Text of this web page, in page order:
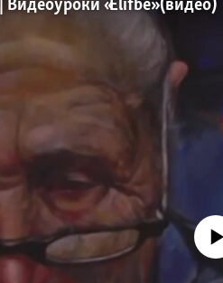
«Elifbe» (видео)
No media source